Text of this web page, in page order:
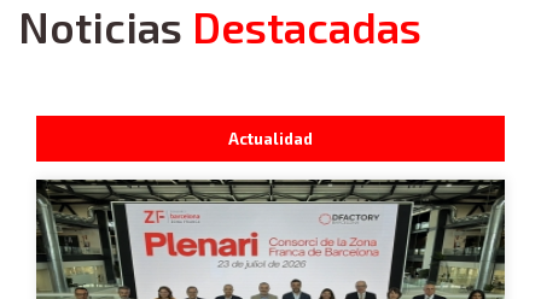
Noticias Destacadas
Actualidad